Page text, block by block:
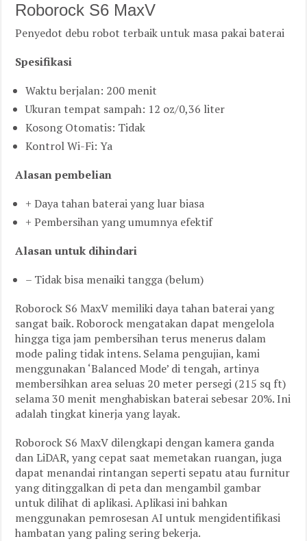
Roborock S6 MaxV
Penyedot debu robot terbaik untuk masa pakai baterai
Spesifikasi
Waktu berjalan: 200 menit
Ukuran tempat sampah: 12 oz/0,36 liter
Kosong Otomatis: Tidak
Kontrol Wi-Fi: Ya
Alasan pembelian
+ Daya tahan baterai yang luar biasa
+ Pembersihan yang umumnya efektif
Alasan untuk dihindari
– Tidak bisa menaiki tangga (belum)
Roborock S6 MaxV memiliki daya tahan baterai yang
sangat baik. Roborock mengatakan dapat mengelola
hingga tiga jam pembersihan terus menerus dalam
mode paling tidak intens. Selama pengujian, kami
menggunakan ‘Balanced Mode’ di tengah, artinya
membersihkan area seluas 20 meter persegi (215 sq ft)
selama 30 menit menghabiskan baterai sebesar 20%. Ini
adalah tingkat kinerja yang layak.
Roborock S6 MaxV dilengkapi dengan kamera ganda
dan LiDAR, yang cepat saat memetakan ruangan, juga
dapat menandai rintangan seperti sepatu atau furnitur
yang ditinggalkan di peta dan mengambil gambar
untuk dilihat di aplikasi. Aplikasi ini bahkan
menggunakan pemrosesan AI untuk mengidentifikasi
hambatan yang paling sering bekerja.